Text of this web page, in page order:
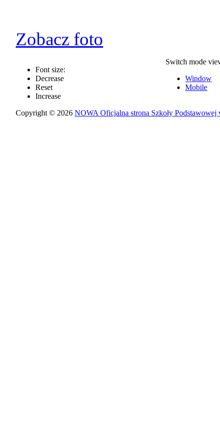
Zobacz foto
Font size:
Decrease
Reset
Increase
Switch mode
Window
Mobile
Copyright © 2026NOWA Oficjalna strona Szkoły